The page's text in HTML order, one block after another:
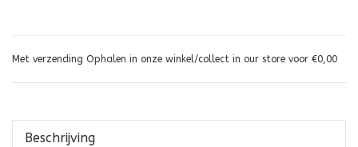
Met verzending Ophalen in onze winkel/collect in our store voor €0,00
Beschrijving